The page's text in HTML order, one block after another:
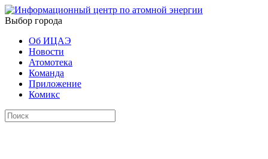
Выбор города
Об ИЦАЭ
Новости
Атомотека
Команда
Приложение
Комикс